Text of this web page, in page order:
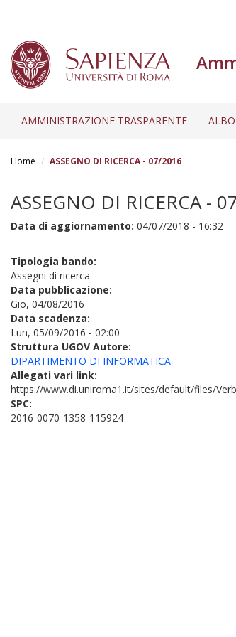
AMMINISTRAZIONE TRASPARENTE
Home ASSEGNO DI RICERCA - 07/2016
ASSEGNO DI RICERCA -
Data di aggiornamento: 04/07/2018 - 16:32
Tipologia bando:
Assegni di ricerca
Data pubblicazione:
Gio, 04/08/2016
Data scadenza:
Lun, 05/09/2016 - 02:00
Struttura UGOV Autore:
DIPARTIMENTO DI INFORMATICA
Allegati vari link:
https://www.di.uniroma1.it/sites/default/files/
SPC:
2016-0070-1358-115924